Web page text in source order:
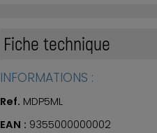
Fiche technique
INFORMATIONS :
Ref. MDP5ML
EAN : 9355000000002